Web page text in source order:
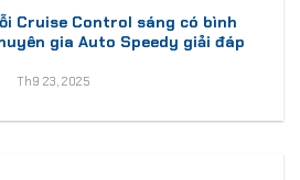
Cruise Control sáng có bình
gia Auto Speedy giải đáp
Th9 23, 2025